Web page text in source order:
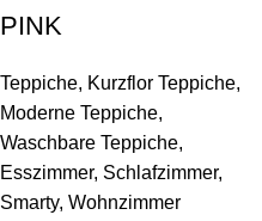
PINK
Teppiche, Kurzflor Teppiche,
Moderne Teppiche,
Waschbare Teppiche,
Esszimmer, Schlafzimmer,
Smarty, Wohnzimmer